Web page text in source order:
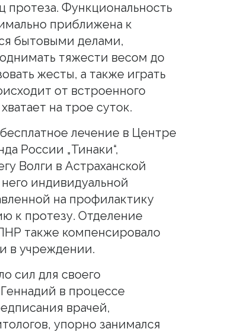
Функциональность
приближена к
бытовыми делами,
тяжести весом до
жесты, а также играть
от встроенного
на трое суток.
лечение в Центре
России „Тинаки“,
Волги в Астраханской
индивидуальной
на профилактику
к протезу. Отделение
также компенсировало
в учреждении.
сил для своего
в процессе
врачей,
упорно занимался